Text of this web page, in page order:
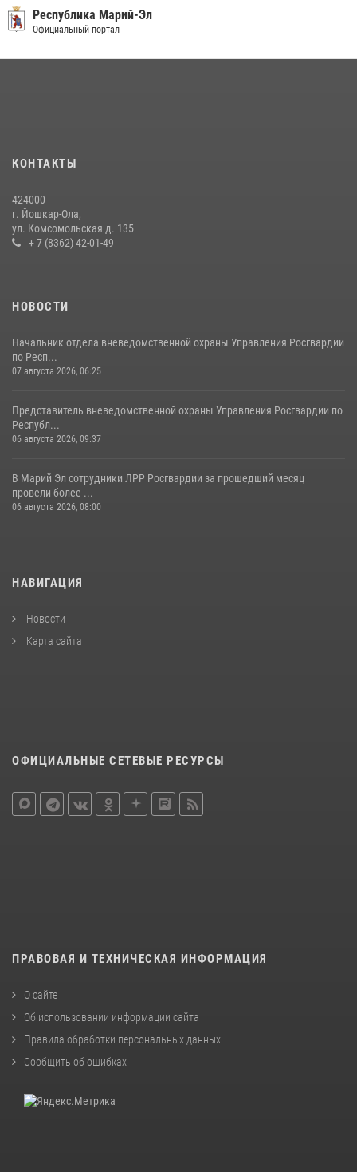
В Марий Эл сотрудники Росгвардии присоединились к масштабной
донорской акции (видео)
Росгвардейцы в Республике Марий Эл приняли участие в
08 июля 2026, 13:48
Управление Росгвардии по Республике Марий Эл приняло участие в
Республика Марий-Эл
Официальный портал
КОНТАКТЫ
424000
г. Йошкар-Ола,
ул. Комсомольская д. 135
+ 7 (8362) 42-01-49
НОВОСТИ
Начальник отдела вневедомственной охраны Управления Росгвардии
по Респ...
07 августа 2026, 06:25
Представитель вневедомственной охраны Управления Росгвардии по
Республ...
06 августа 2026, 09:37
В Марий Эл сотрудники ЛРР Росгвардии за прошедший месяц
провели более ...
06 августа 2026, 08:00
НАВИГАЦИЯ
Новости
Карта сайта
ОФИЦИАЛЬНЫЕ СЕТЕВЫЕ РЕСУРСЫ
ПРАВОВАЯ И ТЕХНИЧЕСКАЯ ИНФОРМАЦИЯ
О сайте
Об использовании информации сайта
Правила обработки персональных данных
Сообщить об ошибках